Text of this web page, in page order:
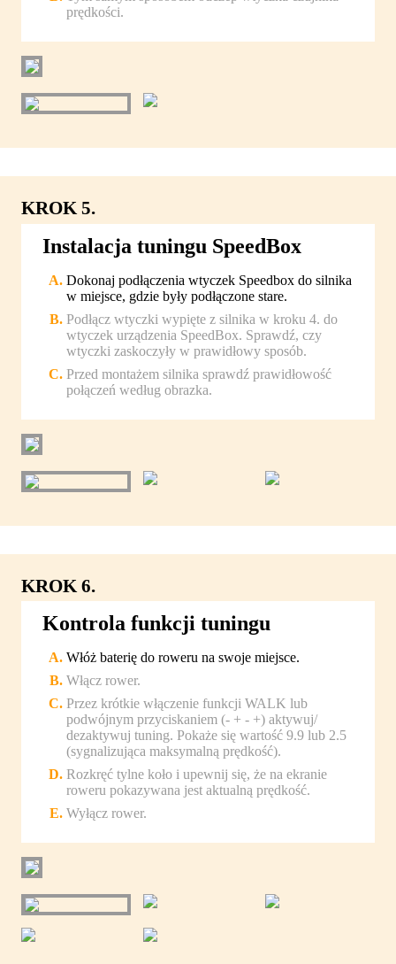
prędkości.
KROK 5.
Instalacja tuningu SpeedBox
Dokonaj podłączenia wtyczek Speedbox do silnika
w miejsce, gdzie były podłączone stare.
Podłącz wtyczki wypięte z silnika w kroku 4. do
wtyczek urządzenia SpeedBox. Sprawdź, czy
wtyczki zaskoczyły w prawidłowy sposób.
Przed montażem silnika sprawdź prawidłowość
połączeń według obrazka.
KROK 6.
Kontrola funkcji tuningu
Włóż baterię do roweru na swoje miejsce.
Włącz rower.
Przez krótkie włączenie funkcji WALK lub
podwójnym przyciskaniem (- + - +) aktywuj/
dezaktywuj tuning. Pokaże się wartość 9.9 lub 2.5
(sygnalizująca maksymalną prędkość).
Rozkręć tylne koło i upewnij się, że na ekranie
roweru pokazywana jest aktualną prędkość.
Wyłącz rower.